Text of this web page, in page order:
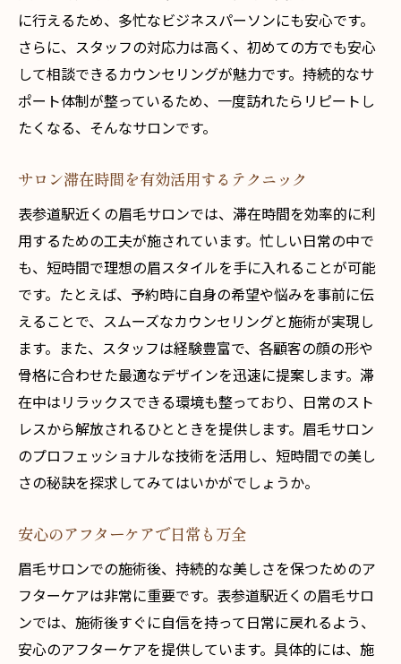
に行えるため、多忙なビジネスパーソンにも安心です。
さらに、スタッフの対応力は高く、初めての方でも安心
して相談できるカウンセリングが魅力です。持続的なサ
ポート体制が整っているため、一度訪れたらリピートし
たくなる、そんなサロンです。
サロン滞在時間を有効活用するテクニック
表参道駅近くの眉毛サロンでは、滞在時間を効率的に利
用するための工夫が施されています。忙しい日常の中で
も、短時間で理想の眉スタイルを手に入れることが可能
です。たとえば、予約時に自身の希望や悩みを事前に伝
えることで、スムーズなカウンセリングと施術が実現し
ます。また、スタッフは経験豊富で、各顧客の顔の形や
骨格に合わせた最適なデザインを迅速に提案します。滞
在中はリラックスできる環境も整っており、日常のスト
レスから解放されるひとときを提供します。眉毛サロン
のプロフェッショナルな技術を活用し、短時間での美し
さの秘訣を探求してみてはいかがでしょうか。
安心のアフターケアで日常も万全
眉毛サロンでの施術後、持続的な美しさを保つためのア
フターケアは非常に重要です。表参道駅近くの眉毛サロ
ンでは、施術後すぐに自信を持って日常に戻れるよう、
安心のアフターケアを提供しています。具体的には、施